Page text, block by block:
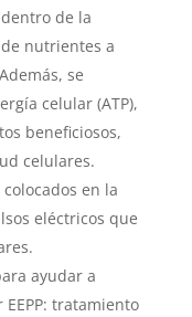
de la
nutrientes a
se
celular (ATP),
beneficiosos,
celulares.
en la
eléctricos que
ayudar a
tratamiento